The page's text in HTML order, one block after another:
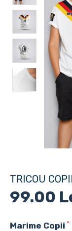
TRICOU
99.00
Marime Copii